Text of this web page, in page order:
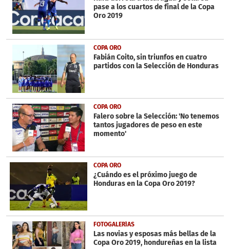
pase a los cuartos de final de la Copa
Oro 2019
COPA ORO
Fabián Coito, sin triunfos en cuatro
partidos con la Selección de Honduras
COPA ORO
Falero sobre la Selección: 'No tenemos
tantos jugadores de peso en este
momento'
COPA ORO
¿Cuándo es el próximo juego de
Honduras en la Copa Oro 2019?
FOTOGALERÍAS
Las novias y esposas más bellas de la
Copa Oro 2019, hondureñas en la lista